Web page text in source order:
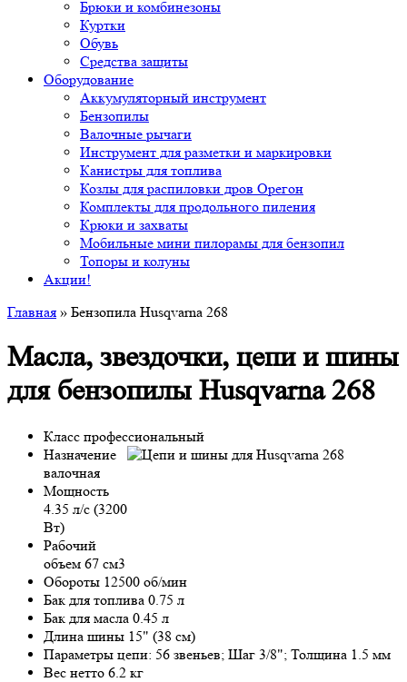
Брюки и комбинезоны
Куртки
Обувь
Средства защиты
Оборудование
Аккумуляторный инструмент
Бензопилы
Валочные рычаги
Инструмент для разметки и маркировки
Канистры для топлива
Козлы для распиловки дров Орегон
Комплекты для продольного пиления
Крюки и захваты
Мобильные мини пилорамы для бензопил
Топоры и колуны
Акции!
Главная » Бензопила Husqvarna 268
Масла, звездочки, цепи и шины
для бензопилы Husqvarna 268
Класс профессиональный
Назначение
валочная
Мощность
4.35 л/с (3200
Вт)
Рабочий
объем 67 см3
Обороты 12500 об/мин
Бак для топлива 0.75 л
Бак для масла 0.45 л
Длина шины 15" (38 см)
Параметры цепи: 56 звеньев; Шаг 3/8"; Толщина 1.5 мм
Вес нетто 6.2 кг